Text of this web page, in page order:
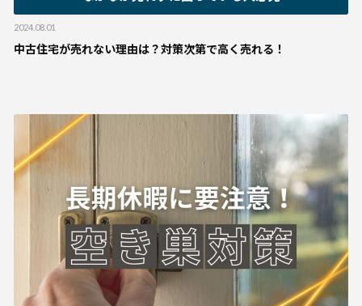
2024.08.01
中古住宅が売れない理由は？対策次第で高く売れる！